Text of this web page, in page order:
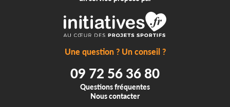
Une question ? Un conseil ?
09 72 56 36 80
Questions fréquentes
Nous contacter